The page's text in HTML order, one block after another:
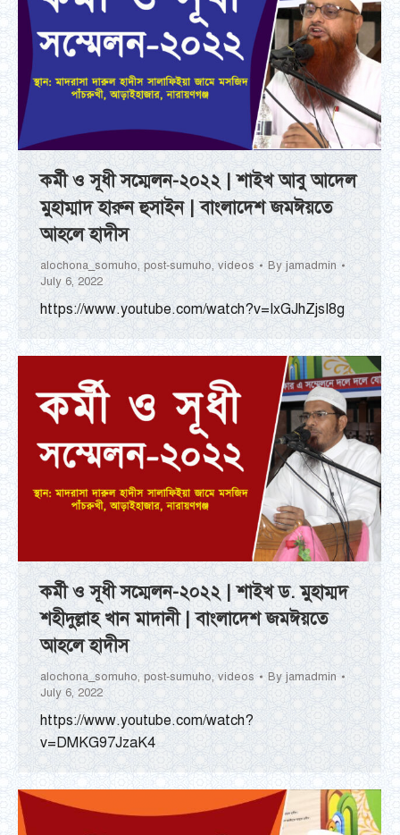
কর্মী ও সূধী সম্মেলন-২০২২ | শাইখ আবু আদেল
মুহাম্মাদ হারুন হুসাইন | বাংলাদেশ জমঈয়তে
আহলে হাদীস
alochona_somuho, post-sumuho, videos By jamadmin
July 6, 2022
https://www.youtube.com/watch?v=IxGJhZjsI8g
কর্মী ও সূধী সম্মেলন-২০২২ | শাইখ ড. মুহাম্মদ
শহীদুল্লাহ খান মাদানী | বাংলাদেশ জমঈয়তে
আহলে হাদীস
alochona_somuho, post-sumuho, videos By jamadmin
July 6, 2022
https://www.youtube.com/watch?
v=DMKG97JzaK4